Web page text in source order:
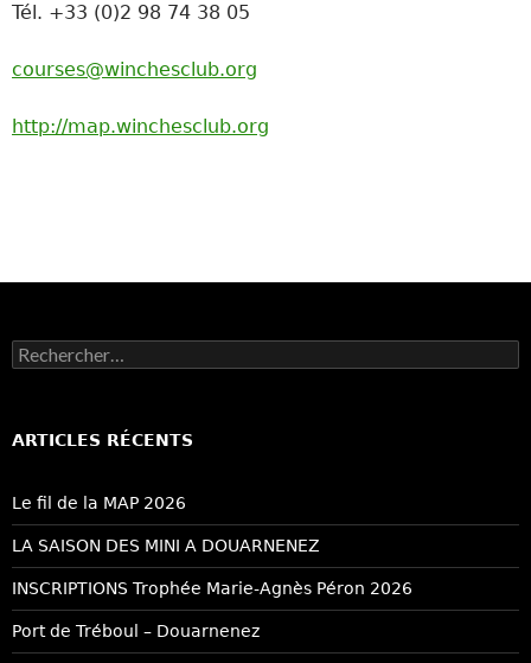
Tél. +33 (0)2 98 74 38 05
courses@winchesclub.org
http://map.winchesclub.org
Rechercher :
ARTICLES RÉCENTS
Le fil de la MAP 2026
LA SAISON DES MINI A DOUARNENEZ
INSCRIPTIONS Trophée Marie-Agnès Péron 2026
Port de Tréboul – Douarnenez